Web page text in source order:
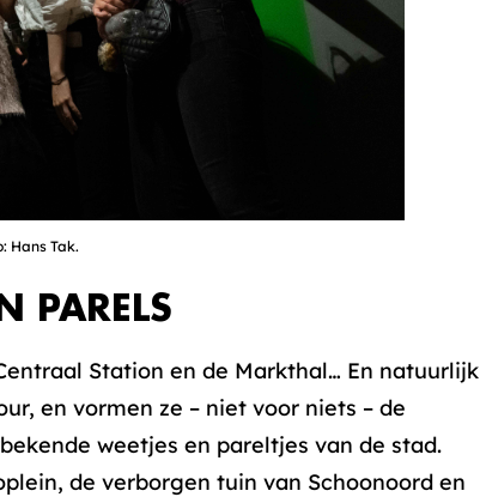
Hans Tak.
PARELS
Station en de Markthal… En natuurlijk
en vormen ze – niet voor niets – de
weetjes en pareltjes van de stad.
de verborgen tuin van Schoonoord en